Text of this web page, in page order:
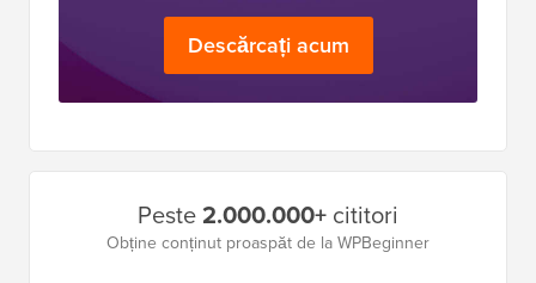
Descărcați acum
principală
Peste2.000.000+ cititori
Obține conținut proaspăt de la WPBeginner